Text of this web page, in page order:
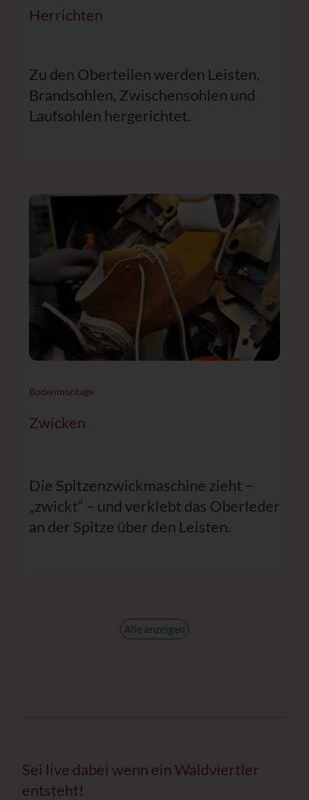
Herrichten
Zu den Oberteilen werden Leisten,
Brandsohlen, Zwischensohlen und
Laufsohlen hergerichtet.
Bodenmontage
Zwicken
Die Spitzenzwickmaschine zieht –
„zwickt“ – und verklebt das Oberleder
an der Spitze über den Leisten.
Alle anzeigen
Sei live dabei wenn ein Waldviertler
entsteht!